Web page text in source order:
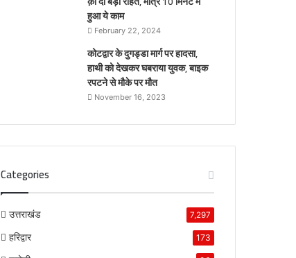
हुआ ये काम
February 22, 2024
कोटद्वार के दुगड्डा मार्ग पर हादसा,
हाथी को देखकर घबराया युवक, बाइक
रपटने से मौके पर मौत
November 16, 2023
Categories
उत्तराखंड 7,297
हरिद्वार 173